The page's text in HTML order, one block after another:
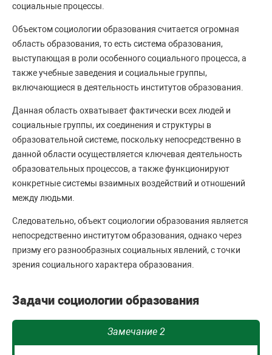
социальные процессы.
Объектом социологии образования считается огромная
область образования, то есть система образования,
выступающая в роли особенного социального процесса, а
также учебные заведения и социальные группы,
включающиеся в деятельность институтов образования.
Данная область охватывает фактически всех людей и
социальные группы, их соединения и структуры в
образовательной системе, поскольку непосредственно в
данной области осуществляется ключевая деятельность
образовательных процессов, а также функционируют
конкретные системы взаимных воздействий и отношений
между людьми.
Следовательно, объект социологии образования является
непосредственно институтом образования, однако через
призму его разнообразных социальных явлений, с точки
зрения социального характера образования.
Задачи социологии образования
Замечание 2